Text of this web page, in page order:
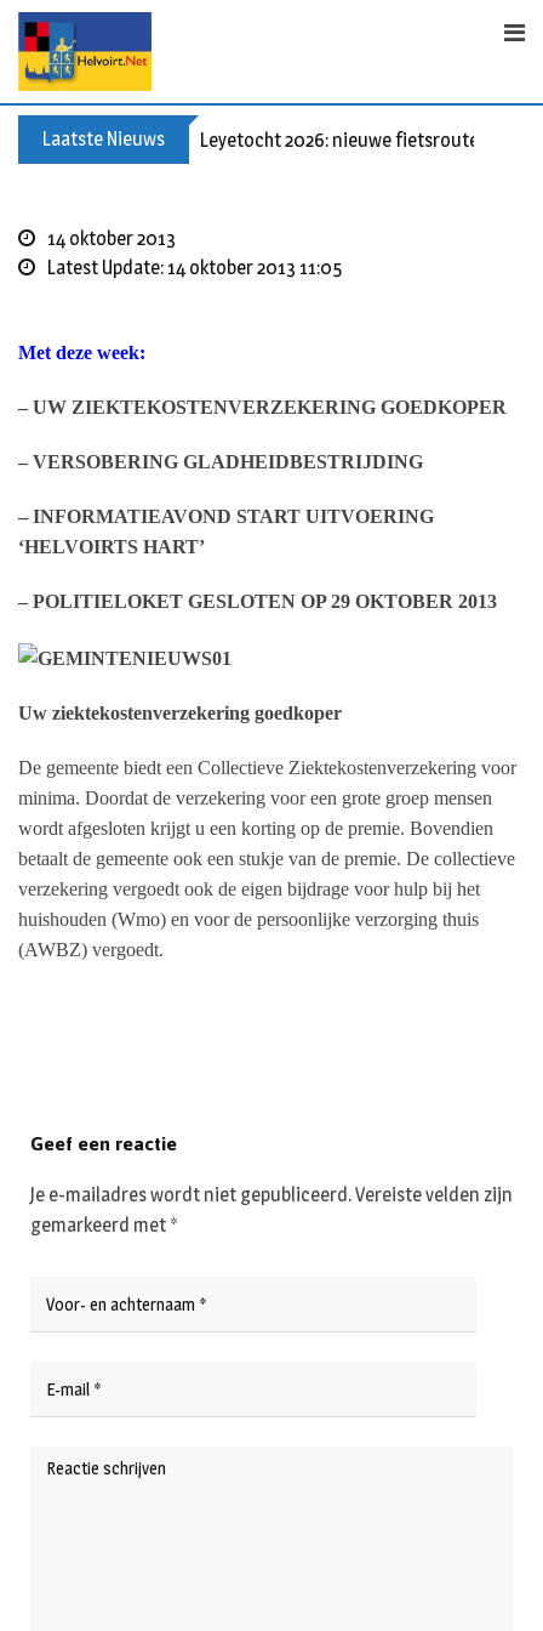
Skip
content
Laatste Nieuws Leyetocht 2026: nieuwe fietsroutes
14 oktober 2013
Latest Update: 14 oktober 2013 11:05
Met deze week:
– UW ZIEKTEKOSTENVERZEKERING GOEDKOPER
– VERSOBERING GLADHEIDBESTRIJDING
– INFORMATIEAVOND START UITVOERING
‘HELVOIRTS HART’
– POLITIELOKET GESLOTEN OP 29 OKTOBER 2013
Uw ziektekostenverzekering goedkoper
De gemeente biedt een Collectieve Ziektekostenverzekering voor
minima. Doordat de verzekering voor een grote groep mensen
wordt afgesloten krijgt u een korting op de premie. Bovendien
betaalt de gemeente ook een stukje van de premie. De collectieve
verzekering vergoedt ook de eigen bijdrage voor hulp bij het
huishouden (Wmo) en voor de persoonlijke verzorging thuis
(AWBZ) vergoedt.
Geef een reactie
Je e-mailadres wordt niet gepubliceerd.Vereiste velden zijn
gemarkeerd met *